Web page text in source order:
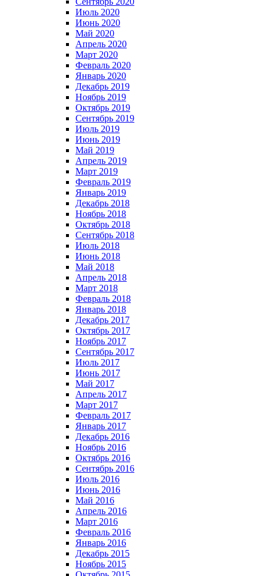
Июль 2020
Июнь 2020
Май 2020
Апрель 2020
Март 2020
Февраль 2020
Январь 2020
Декабрь 2019
Ноябрь 2019
Октябрь 2019
Сентябрь 2019
Июль 2019
Июнь 2019
Май 2019
Апрель 2019
Март 2019
Февраль 2019
Январь 2019
Декабрь 2018
Ноябрь 2018
Октябрь 2018
Сентябрь 2018
Июль 2018
Июнь 2018
Май 2018
Апрель 2018
Март 2018
Февраль 2018
Январь 2018
Декабрь 2017
Октябрь 2017
Ноябрь 2017
Сентябрь 2017
Июль 2017
Июнь 2017
Май 2017
Апрель 2017
Март 2017
Февраль 2017
Январь 2017
Декабрь 2016
Ноябрь 2016
Октябрь 2016
Сентябрь 2016
Июль 2016
Июнь 2016
Май 2016
Апрель 2016
Март 2016
Февраль 2016
Январь 2016
Декабрь 2015
Ноябрь 2015